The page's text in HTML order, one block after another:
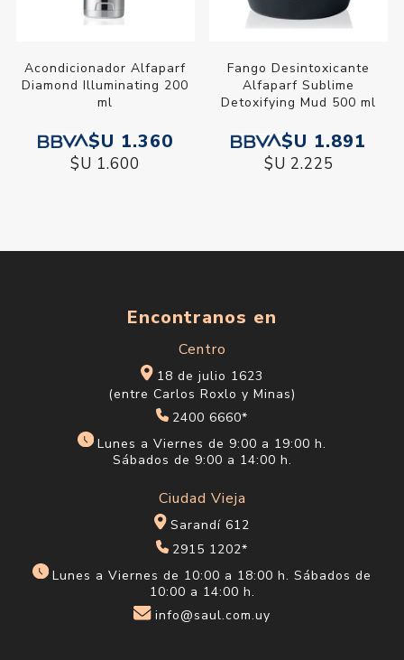
Acondicionador Alfaparf
Diamond Illuminating 200
ml
$U 1.360
$U 1.600
Fango Desintoxicante
Alfaparf Sublime
Detoxifying Mud 500 ml
$U 1.891
$U 2.225
Encontranos en
Centro
18 de julio 1623
(entre Carlos Roxlo y Minas)
2400 6660*
Lunes a Viernes de 9:00 a 19:00 h.
Sábados de 9:00 a 14:00 h.
Ciudad Vieja
Sarandí 612
2915 1202*
Lunes a Viernes de 10:00 a 18:00 h. Sábados de
10:00 a 14:00 h.
info@saul.com.uy